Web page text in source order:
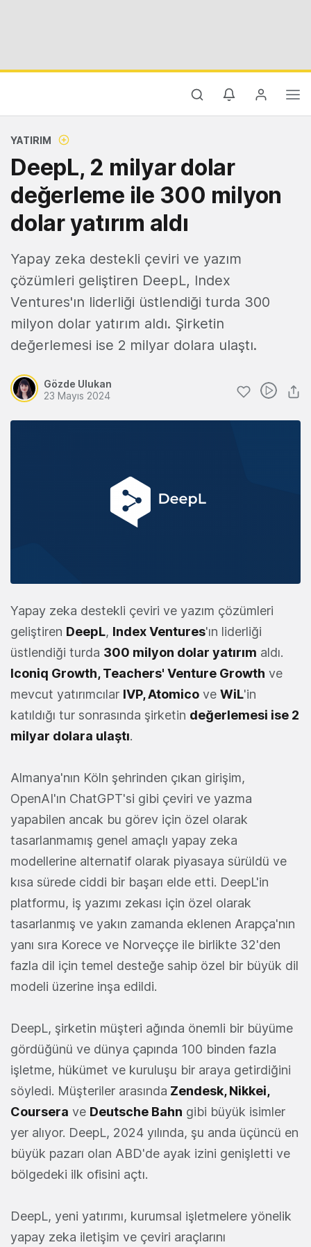
YATIRIM
DeepL, 2 milyar dolar
değerleme ile 300 milyon
dolar yatırım aldı
Yapay zeka destekli çeviri ve yazım
çözümleri geliştiren DeepL, Index
Ventures'ın liderliği üstlendiği turda 300
milyon dolar yatırım aldı. Şirketin
değerlemesi ise 2 milyar dolara ulaştı.
Gözde Ulukan
23 Mayıs 2024
Yapay zeka destekli çeviri ve yazım çözümleri
geliştiren DeepL, Index Ventures'ın liderliği
üstlendiği turda 300 milyon dolar yatırım aldı.
Iconiq Growth, Teachers' Venture Growth ve
mevcut yatırımcılar IVP, Atomico ve WiL'in
katıldığı tur sonrasında şirketin değerlemesi ise 2
milyar dolara ulaştı.
Almanya'nın Köln şehrinden çıkan girişim,
OpenAI'ın ChatGPT'si gibi çeviri ve yazma
yapabilen ancak bu görev için özel olarak
tasarlanmamış genel amaçlı yapay zeka
modellerine alternatif olarak piyasaya sürüldü ve
kısa sürede ciddi bir başarı elde etti. DeepL'in
platformu, iş yazımı zekası için özel olarak
tasarlanmış ve yakın zamanda eklenen Arapça'nın
yanı sıra Korece ve Norveççe ile birlikte 32'den
fazla dil için temel desteğe sahip özel bir büyük dil
modeli üzerine inşa edildi.
DeepL, şirketin müşteri ağında önemli bir büyüme
gördüğünü ve dünya çapında 100 binden fazla
işletme, hükümet ve kuruluşu bir araya getirdiğini
söyledi. Müşteriler arasında Zendesk, Nikkei,
Coursera ve Deutsche Bahn gibi büyük isimler
yer alıyor. DeepL, 2024 yılında, şu anda üçüncü en
büyük pazarı olan ABD'de ayak izini genişletti ve
bölgedeki ilk ofisini açtı.
DeepL, yeni yatırımı, kurumsal işletmelere yönelik
yapay zeka iletişim ve çeviri araçlarını